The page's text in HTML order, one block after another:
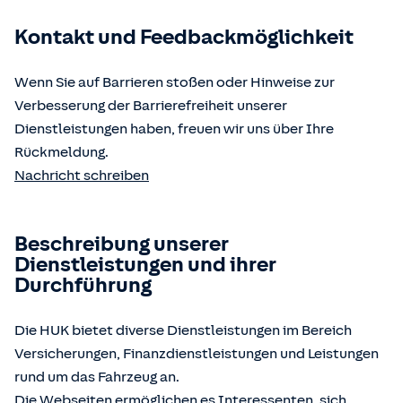
Kontakt und Feedbackmöglichkeit
Wenn Sie auf Barrieren stoßen oder Hinweise zur
Verbesserung der Barrierefreiheit unserer
Dienstleistungen haben, freuen wir uns über Ihre
Rückmeldung.
Nachricht schreiben
Beschreibung unserer
Dienstleistungen und ihrer
Durchführung
Die HUK bietet diverse Dienstleistungen im Bereich
Versicherungen, Finanzdienstleistungen und Leistungen
rund um das Fahrzeug an.